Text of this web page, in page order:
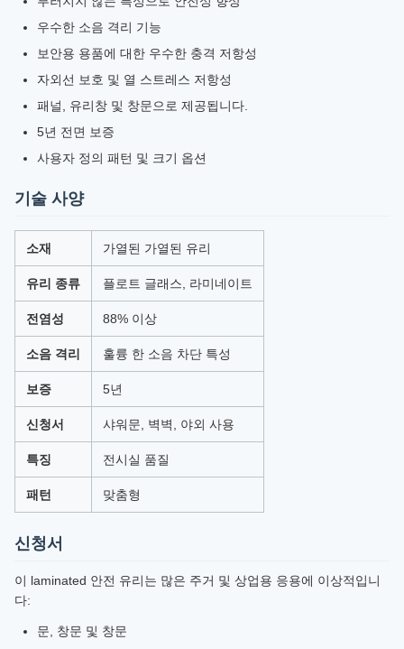
우수한 소음 격리 기능
보안용 용품에 대한 우수한 충격 저항성
자외선 보호 및 열 스트레스 저항성
패널, 유리창 및 창문으로 제공됩니다.
5년 전면 보증
사용자 정의 패턴 및 크기 옵션
기술 사양
소재 가열된 가열된 유리
유리 종류 플로트 글래스, 라미네이트
전염성 88% 이상
소음 격리 훌륭 한 소음 차단 특성
보증 5년
신청서 샤워문, 벽벽, 야외 사용
특징 전시실 품질
패턴 맞춤형
신청서
이 laminated 안전 유리는 많은 주거 및 상업용 응용에 이상적입니
다:
문, 창문 및 창문